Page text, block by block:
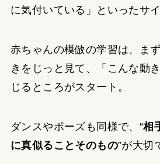
に気付いている」といったサ
赤ちゃんの模倣の学習は、ま
きをじっと見て、「こんな動
じるところがスタート。
ダンスやポーズも同様で、“相
に真似ることそのもの”が大切